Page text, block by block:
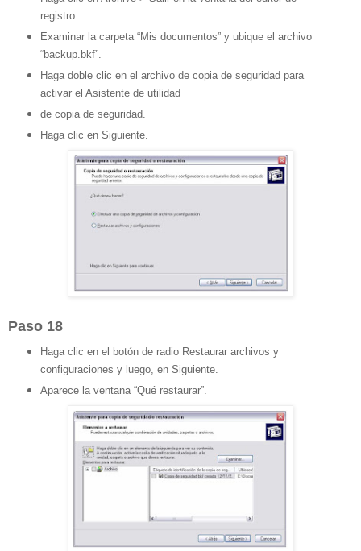
registro.
Examinar la carpeta “Mis documentos” y ubique el archivo
“backup.bkf”.
Haga doble clic en el archivo de copia de seguridad para
activar el Asistente de utilidad
de copia de seguridad.
Haga clic en Siguiente.
Paso 18
Haga clic en el botón de radio Restaurar archivos y
configuraciones y luego, en Siguiente.
Aparece la ventana “Qué restaurar”.